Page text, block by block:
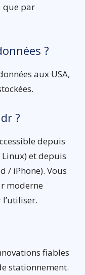
que par
?
aux USA,
?
depuis
et depuis
/ iPhone). Vous
moderne
fiables
stationnement.